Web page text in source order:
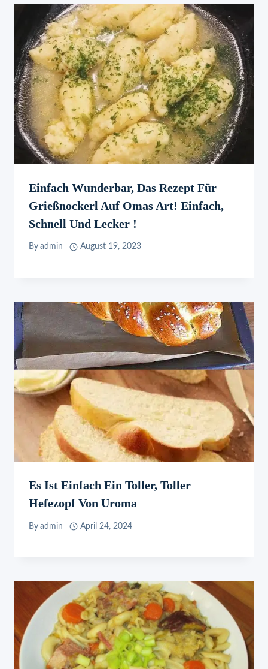
Einfach Wunderbar, Das Rezept Für
Grießnockerl Auf Omas Art! Einfach,
Schnell Und Lecker !
By admin August 19, 2023
Es Ist Einfach Ein Toller, Toller
Hefezopf Von Uroma
By admin April 24, 2024